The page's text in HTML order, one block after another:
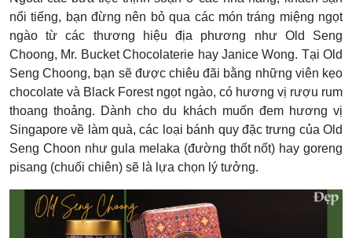
nổi tiếng, bạn đừng nên bỏ qua các món tráng miệng ngọt
ngào từ các thương hiệu địa phương như Old Seng
Choong, Mr. Bucket Chocolaterie hay Janice Wong. Tại Old
Seng Choong, bạn sẽ được chiêu đãi bằng những viên kẹo
chocolate và Black Forest ngọt ngào, có hương vị rượu rum
thoang thoảng. Dành cho du khách muốn đem hương vị
Singapore về làm quà, các loại bánh quy đặc trưng của Old
Seng Choon như gula melaka (đường thốt nốt) hay goreng
pisang (chuối chiên) sẽ là lựa chọn lý tưởng.